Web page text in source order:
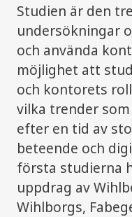
Studien är den
undersökningar
och använda
möjlighet att
och kontorets
vilka trender
efter en tid av
beteende och
första studierna
uppdrag av
Wihlborgs,